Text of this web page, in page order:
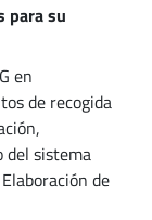
para su
en
de recogida
del sistema
de